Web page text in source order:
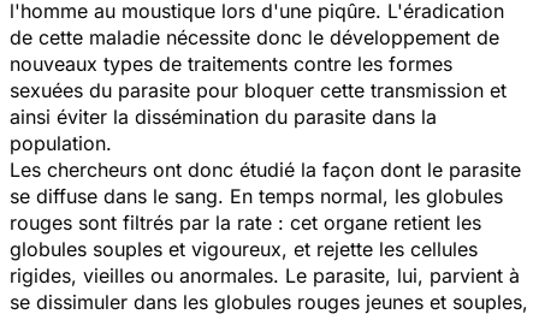
l'homme au moustique lors d'une piqûre. L'éradication
de cette maladie nécessite donc le développement de
nouveaux types de traitements contre les formes
sexuées du parasite pour bloquer cette transmission et
ainsi éviter la dissémination du parasite dans la
population.
Les chercheurs ont donc étudié la façon dont le parasite
se diffuse dans le sang. En temps normal, les globules
rouges sont filtrés par la rate : cet organe retient les
globules souples et vigoureux, et rejette les cellules
rigides, vieilles ou anormales. Le parasite, lui, parvient à
se dissimuler dans les globules rouges jeunes et souples,